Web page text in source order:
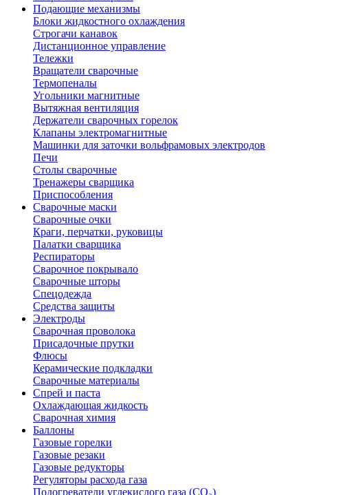
Подающие механизмы
Блоки жидкостного охлаждения
Строгачи канавок
Дистанционное управление
Тележки
Вращатели сварочные
Термопеналы
Угольники магнитные
Вытяжная вентиляция
Держатели сварочных горелок
Клапаны электромагнитные
Машинки для заточки вольфрамовых электродов
Печи
Столы сварочные
Тренажеры сварщика
Приспособления
Сварочные маски
Сварочные очки
Краги, перчатки, руковицы
Палатки сварщика
Респираторы
Сварочное покрывало
Сварочные шторы
Спецодежда
Средства защиты
Электроды
Сварочная проволока
Присадочные прутки
Флюсы
Керамические подкладки
Сварочные материалы
Спрей и паста
Охлаждающая жидкость
Сварочная химия
Баллоны
Газовые горелки
Газовые резаки
Газовые редукторы
Регуляторы расхода газа
Подогреватели углекислого газа (CO₂)